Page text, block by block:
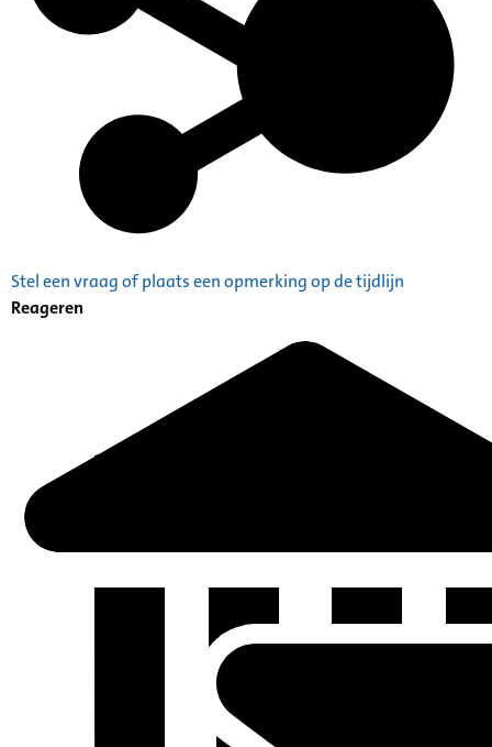
Stel een vraag of plaats een opmerking op de tijdlijn
Reageren